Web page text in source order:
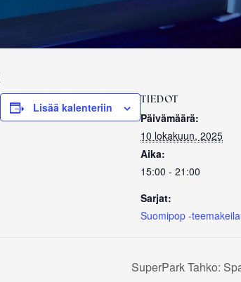
Lisää kalenteriin
TIEDOT
Päivämäärä:
10 lokakuun, 2025
Aika:
15:00 - 21:00
Sarjat:
Suomipop -
SuperPark Tahko: